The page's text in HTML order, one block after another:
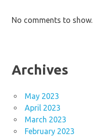
No comments to show.
Archives
May 2023
April 2023
March 2023
February 2023